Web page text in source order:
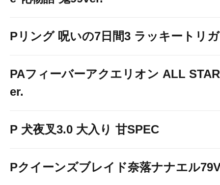
Pリング 呪いの7日間3 ラッキートリ
PAフィーバーアクエリオン ALL
er.
P 犬夜叉3.0 大入り 甘SPEC
Pクイーンズブレイド奈落ナナエル